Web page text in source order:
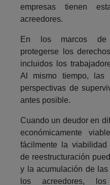
empresas tienen
acreedores.
En los marcos de
protegerse los
incluidos los
Al mismo tiempo, las
perspectivas de
antes posible.
Cuando un deudor en
económicamente
fácilmente la
de reestructuración
y la acumulación de
los acreedores,